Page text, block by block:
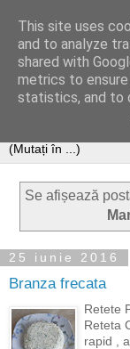
Se afișează
25 iunie 2016
Branza frecata
Retete
Reteta
rapid ,
This site uses
and to analyze
shared with
metrics to
statistics, and to